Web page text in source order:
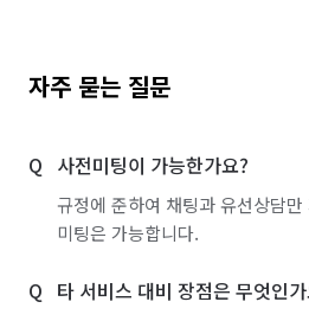
자주 묻는 질문
사전미팅이 가능한가요?
규정에 준하여 채팅과 유선상담
미팅은 가능합니다.
타 서비스 대비 장점은 무엇인